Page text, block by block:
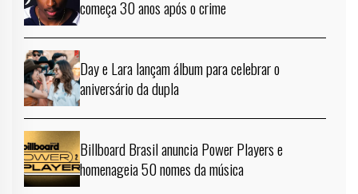
começa 30 anos após o crime
Day e Lara lançam álbum para celebrar o
aniversário da dupla
Billboard Brasil anuncia Power Players e
homenageia 50 nomes da música